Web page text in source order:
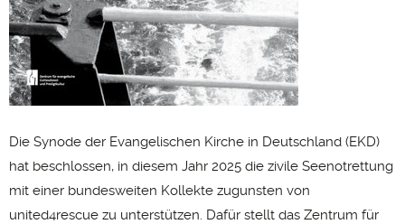
Die Synode der Evangelischen Kirche in Deutschland (EKD)
hat beschlossen, in diesem Jahr 2025 die zivile Seenotrettung
mit einer bundesweiten Kollekte zugunsten von
united4rescue zu unterstützen. Dafür stellt das Zentrum für